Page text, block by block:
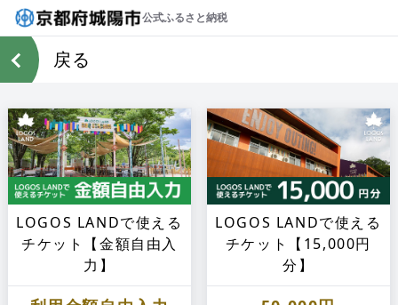
公式ふるさと納税
戻る
LOGOS LANDで使える
チケット【金額自由入
力】
LOGOS LANDで使える
チケット【15,000円
分】